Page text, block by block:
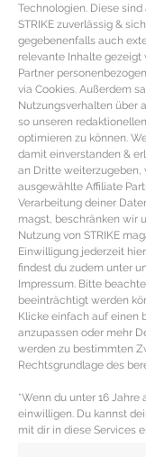
Technologien. Diese
STRIKE zuverlässig &
gegebenenfalls auch
relevante Inhalte gezeigt
Partner
via Cookies. Außerdem
Nutzungsverhalten über
so unseren
optimieren zu können.
damit einverstanden &
an Dritte weiterzugeben,
ausgewählte Affiliate
Verarbeitung deiner
magst, beschränken wir
Nutzung von STRIKE
Einwilligung jederzeit
findest du zudem unter
Impressum. Bitte
beeinträchtigt werden
Klicke einfach auf einen
anzupassen oder mehr
werden zu bestimmten
Rechtsgrundlage des
*Wenn du unter 16
einwilligen. Du kannst
mit dir in diese Services
REZEPT –
Cake mit
Veganes Kuchen
Schokoladenkern
Küchlein mit